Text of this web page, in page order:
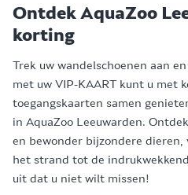
Ontdek AquaZoo
korting
Trek uw wandelschoenen aan
met uw VIP-KAART kunt u met
toegangskaarten samen
in AquaZoo Leeuwarden.
en bewonder bijzondere dieren,
het strand tot de
uit dat u niet wilt missen!